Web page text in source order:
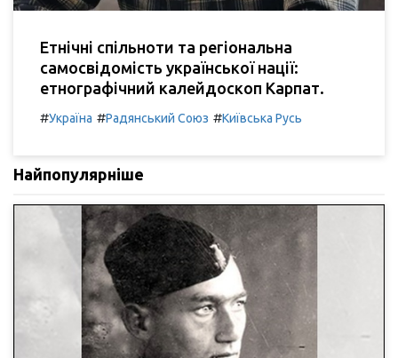
Етнічні спільноти та регіональна
самосвідомість української нації:
етнографічний калейдоскоп Карпат.
#Україна #Радянський Союз #Київська Русь
Найпопулярніше